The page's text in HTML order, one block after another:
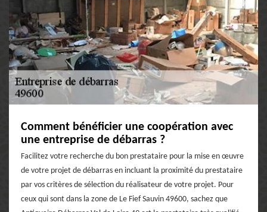
Comment bénéficier une coopération avec
une entreprise de débarras ?
Facilitez votre recherche du bon prestataire pour la mise en œuvre
de votre projet de débarras en incluant la proximité du prestataire
par vos critères de sélection du réalisateur de votre projet. Pour
ceux qui sont dans la zone de Le Fief Sauvin 49600, sachez que